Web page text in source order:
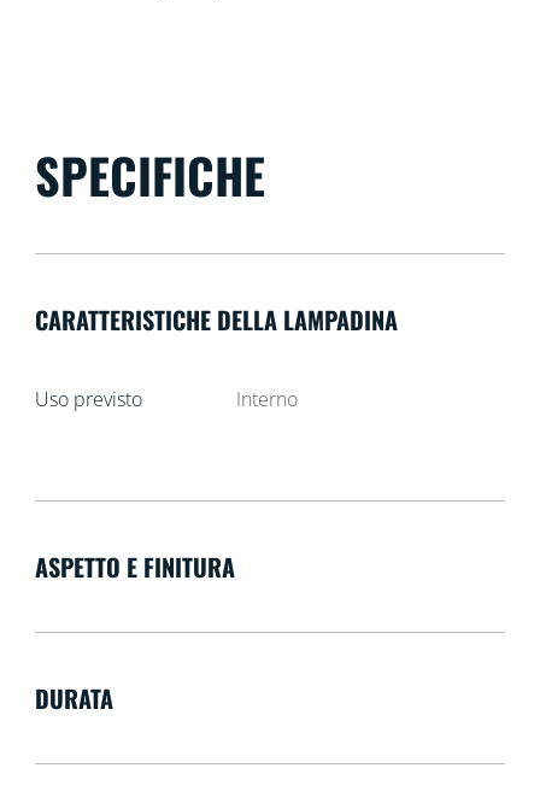
SPECIFICHE
CARATTERISTICHE DELLA LAMPADINA
Uso previsto Interno
ASPETTO E FINITURA
DURATA